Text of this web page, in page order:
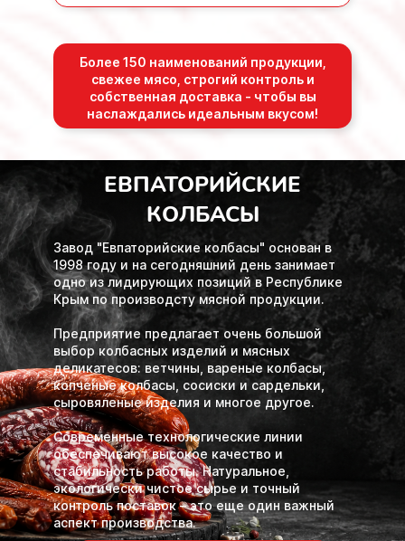
Более 150 наименований продукции,
свежее мясо, строгий контроль и
собственная доставка - чтобы вы
наслаждались идеальным вкусом!
ЕВПАТОРИЙСКИЕ
КОЛБАСЫ
Завод "Евпаторийские колбасы" основан в
1998 году и на сегодняшний день занимает
одно из лидирующих позиций в Республике
Крым по производсту мясной продукции.
Предприятие предлагает очень большой
выбор колбасных изделий и мясных
деликатесов: ветчины, вареные колбасы,
копченые колбасы, сосиски и сардельки,
сыровяленые изделия и многое другое.
Современные технологические линии
обеспечивают высокое качество и
стабильность работы. Натуральное,
экологически чистое сырье и точный
контроль поставок – это еще один важный
аспект производства.